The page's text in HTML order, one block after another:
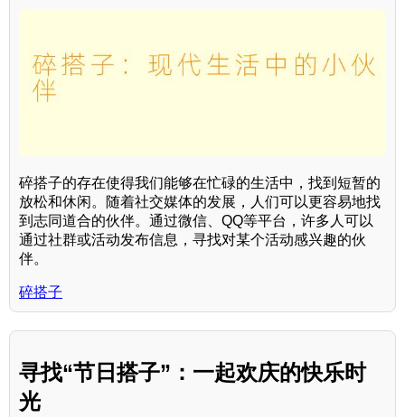
碎搭子的存在使得我们能够在忙碌的生活中，找到短暂的
放松和休闲。随着社交媒体的发展，人们可以更容易地找
到志同道合的伙伴。通过微信、QQ等平台，许多人可以
通过社群或活动发布信息，寻找对某个活动感兴趣的伙
伴。
碎搭子
寻找“节日搭子”：一起欢庆的快乐时
光